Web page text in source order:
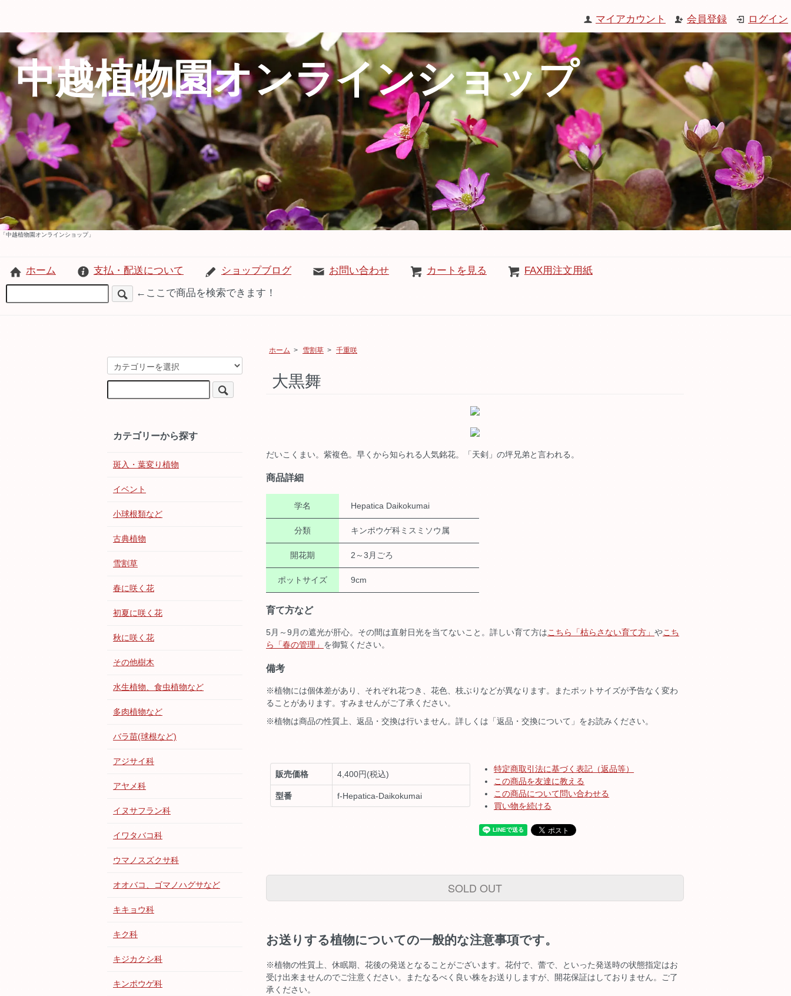
マイアカウント 会員登録 ログイン
中越植物園オンラインショップ
「中越植物園オンラインショップ」
ホーム 支払・配送について ショップブログ お問い合わせ カートを見る
FAX用注文用紙
←ここで商品を検索できます！
ホーム > 雪割草 > 千重咲
大黒舞
だいこくまい。紫複色。早くから知られる人気銘花。「天剣」の坪兄弟と言われる。
商品詳細
学名 Hepatica Daikokumai
分類 キンポウゲ科ミスミソウ属
開花期 2～3月ごろ
ポットサイズ 9cm
育て方など
5月～9月の遮光が肝心。その間は直射日光を当てないこと。詳しい育て方はこちら「枯らさない育て方」 やこち
ら「春の管理」 を御覧ください。
備考
※植物には個体差があり、それぞれ花つき、花色、枝ぶりなどが異なります。またポットサイズが予告なく変わ
ることがあります。すみませんがご了承ください。
※植物は商品の性質上、返品・交換は行いません。詳しくは「返品・交換について」をお読みください。
販売価格 4,400円(税込)
型番 f-Hepatica-Daikokumai
特定商取引法に基づく表記（返品等）
この商品を友達に教える
この商品について問い合わせる
買い物を続ける
SOLD OUT
お送りする植物についての一般的な注意事項です。
※植物の性質上、休眠期、花後の発送となることがございます。花付で、蕾で、といった発送時の状態指定はお
受け出来ませんのでご注意ください。またなるべく良い株をお送りしますが、開花保証はしておりません。ご了
承ください。
カテゴリーから探す
斑入・葉変り植物
イベント
小球根類など
古典植物
雪割草
春に咲く花
初夏に咲く花
秋に咲く花
その他樹木
水生植物、食虫植物など
多肉植物など
バラ苗(球根など)
アジサイ科
アヤメ科
イヌサフラン科
イワタバコ科
ウマノスズクサ科
オオバコ、ゴマノハグサなど
キキョウ科
キク科
キジカクシ科
キンポウゲ科